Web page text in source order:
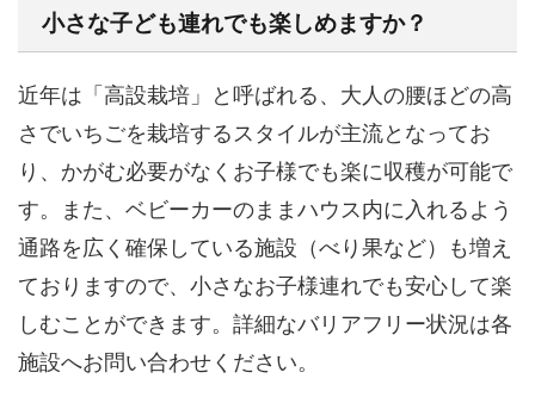
小さな子ども連れでも楽しめますか？
近年は「高設栽培」と呼ばれる、大人の腰ほどの高
さでいちごを栽培するスタイルが主流となってお
り、かがむ必要がなくお子様でも楽に収穫が可能で
す。また、ベビーカーのままハウス内に入れるよう
通路を広く確保している施設（べり果など）も増え
ておりますので、小さなお子様連れでも安心して楽
しむことができます。詳細なバリアフリー状況は各
施設へお問い合わせください。